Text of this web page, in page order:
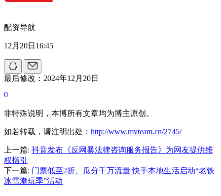
配资导航
12月20日16:45
最后修改：2024年12月20日
0
非特殊说明，本博所有文章均为博主原创。
如若转载，请注明出处： http://www.mvteam.cn/2745/
上一篇: 抖音发布《反网暴法律咨询服务报告》为网友提供维
权指引
下一篇: 门票低至2折、瓜分千万流量 快手本地生活启动“老铁
冰雪潮玩季”活动